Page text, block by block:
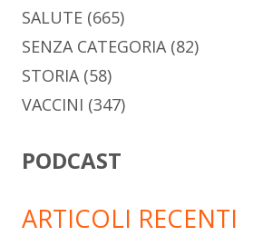
SALUTE (665)
SENZA CATEGORIA(82)
STORIA(58)
VACCINI (347)
PODCAST
ARTICOLI RECENTI